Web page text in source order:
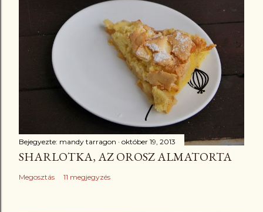
Bejegyezte: mandy tarragon október 19, 2013
SHARLOTKA, AZ OROSZ ALMATORTA
Megosztás 11 megjegyzés